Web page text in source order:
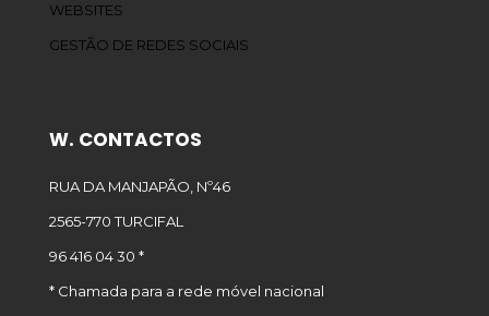
WEBSITES
GESTÃO DE REDES SOCIAIS
W. CONTACTOS
RUA DA MANJAPÃO, Nº46
2565-770 TURCIFAL
96 416 04 30 *
* Chamada para a rede móvel nacional